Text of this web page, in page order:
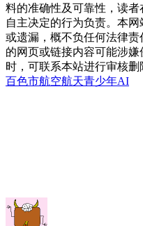
料的准确性及可靠性，读
自主决定的行为负责。本
或遗漏，概不负任何法律
的网页或链接内容可能涉
时，可联系本站进行审核删
百色市航空航天青少年AI